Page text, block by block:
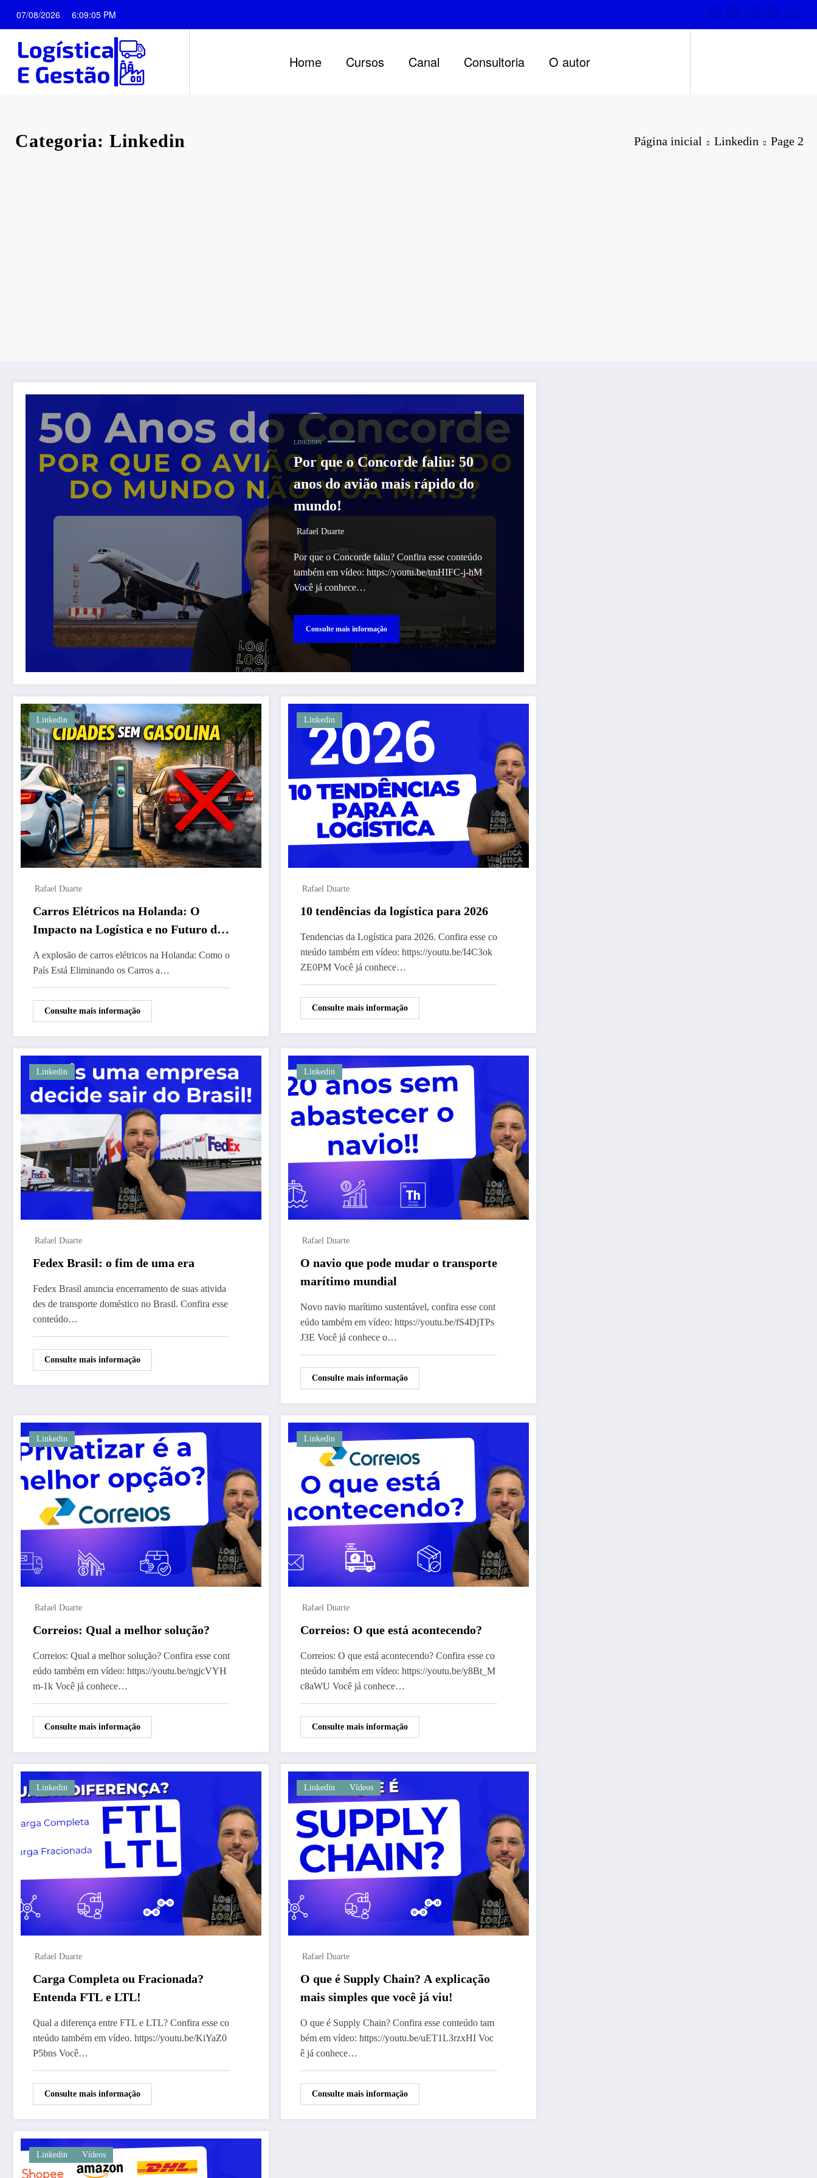
para
conteúdo
07/08/2026 6:09:06 PM
Home Cursos Canal Consultoria O autor
Categoria: Linkedin Página inicial Linkedin Page 2
LINKEDIN
Por que o Concorde faliu: 50
anos do avião mais rápido do
mundo!
Rafael Duarte
Por que o Concorde faliu? Confira esse conteúdo
também em vídeo: https://youtu.be/tmHIFC-j-hM
Você já conhece…
Consulte mais informação
Linkedin
Rafael Duarte
Carros Elétricos na Holanda: O
Impacto na Logística e no Futuro do
A explosão de carros elétricos na Holanda: Como o
País Está Eliminando os Carros a…
Consulte mais informação
Linkedin
Rafael Duarte
10 tendências da logística para 2026
Tendencias da Logística para 2026. Confira esse co
nteúdo também em vídeo: https://youtu.be/I4C3ok
ZE0PM Você já conhece…
Consulte mais informação
Linkedin
Rafael Duarte
Fedex Brasil: o fim de uma era
Fedex Brasil anuncia encerramento de suas ativida
des de transporte doméstico no Brasil. Confira esse
conteúdo…
Consulte mais informação
Linkedin
Rafael Duarte
O navio que pode mudar o transporte
marítimo mundial
Novo navio marítimo sustentável, confira esse cont
eúdo também em vídeo: https://youtu.be/fS4DjTPs
J3E Você já conhece o…
Consulte mais informação
Linkedin
Rafael Duarte
Correios: Qual a melhor solução?
Correios: Qual a melhor solução? Confira esse cont
eúdo também em vídeo: https://youtu.be/ngjcVYH
m-1k Você já conhece…
Consulte mais informação
Linkedin
Rafael Duarte
Correios: O que está acontecendo?
Correios: O que está acontecendo? Confira esse co
nteúdo também em vídeo: https://youtu.be/y8Bt_M
c8aWU Você já conhece…
Consulte mais informação
Linkedin
Rafael Duarte
Carga Completa ou Fracionada?
Entenda FTL e LTL!
Qual a diferença entre FTL e LTL? Confira esse co
nteúdo também em vídeo. https://youtu.be/KiYaZ0
P5bns Você…
Consulte mais informação
Linkedin Vídeos
Rafael Duarte
O que é Supply Chain? A explicação
mais simples que você já viu!
O que é Supply Chain? Confira esse conteúdo tam
bém em vídeo: https://youtu.be/uET1L3rzxHI Voc
ê já conhece…
Consulte mais informação
Linkedin Vídeos